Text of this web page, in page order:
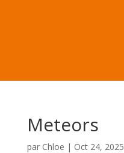
Meteors
par Chloe | Oct 24, 2025